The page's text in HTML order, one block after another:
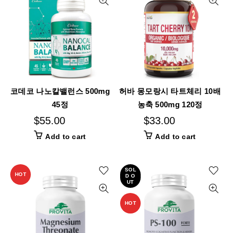
코데코 나노칼밸런스 500mg
45정
$55.00
Add to cart
허바 몽모랑시 타트체리 10배
농축 500mg 120정
$33.00
Add to cart
HOT
SOL
D O
UT
HOT